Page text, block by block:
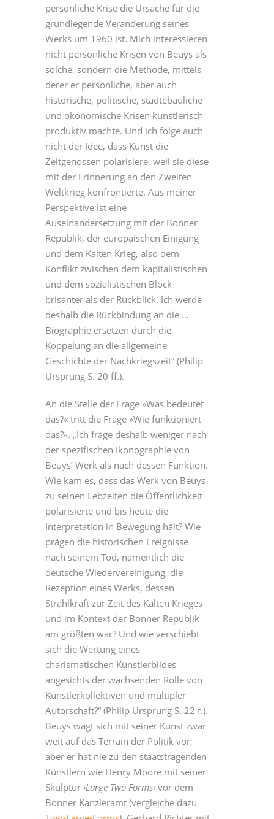
persönliche Krise die Ursache für die
grundlegende Veränderung seines
Werks um 1960 ist. Mich interessieren
nicht persönliche Krisen von Beuys als
solche, sondern die Methode, mittels
derer er persönliche, aber auch
historische, politische, städtebauliche
und ökonomische Krisen künstlerisch
produktiv machte. Und ich folge auch
nicht der Idee, dass Kunst die
Zeitgenossen polarisiere, weil sie diese
mit der Erinnerung an den Zweiten
Weltkrieg konfrontierte. Aus meiner
Perspektive ist eine
Auseinandersetzung mit der Bonner
Republik, der europäischen Einigung
und dem Kalten Krieg, also dem
Konflikt zwischen dem kapitalistischen
und dem sozialistischen Block
brisanter als der Rückblick. Ich werde
deshalb die Rückbindung an die …
Biographie ersetzen durch die
Koppelung an die allgemeine
Geschichte der Nachkriegszeit“ (Philip
Ursprung S. 20 ff.).
An die Stelle der Frage »Was bedeutet
das?« tritt die Frage »Wie funktioniert
das?«. „Ich frage deshalb weniger nach
der spezifischen Ikonographie von
Beuys’ Werk als nach dessen Funktion.
Wie kam es, dass das Werk von Beuys
zu seinen Lebzeiten die Öffentlichkeit
polarisierte und bis heute die
Interpretation in Bewegung hält? Wie
prägen die historischen Ereignisse
nach seinem Tod, namentlich die
deutsche Wiedervereinigung, die
Rezeption eines Werks, dessen
Strahlkraft zur Zeit des Kalten Krieges
und im Kontext der Bonner Republik
am größten war? Und wie verschiebt
sich die Wertung eines
charismatischen Künstlerbildes
angesichts der wachsenden Rolle von
Künstlerkollektiven und multipler
Autorschaft?“ (Philip Ursprung S. 22 f.).
Beuys wagt sich mit seiner Kunst zwar
weit auf das Terrain der Politik vor;
aber er hat nie zu den staatstragenden
Künstlern wie Henry Moore mit seiner
Skulptur ›Large Two Forms‹ vor dem
Bonner Kanzleramt (vergleiche dazu